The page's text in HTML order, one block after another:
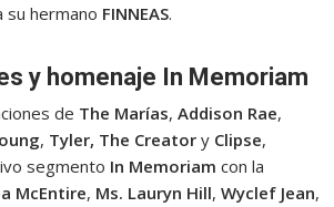
su hermano FINNEAS.
y homenaje In Memoriam
de The Marías,Addison Rae,
, Tyler, The Creator y Clipse,
segmento In Memoriam con la
McEntire, Ms. Lauryn Hill,Wyclef Jean,